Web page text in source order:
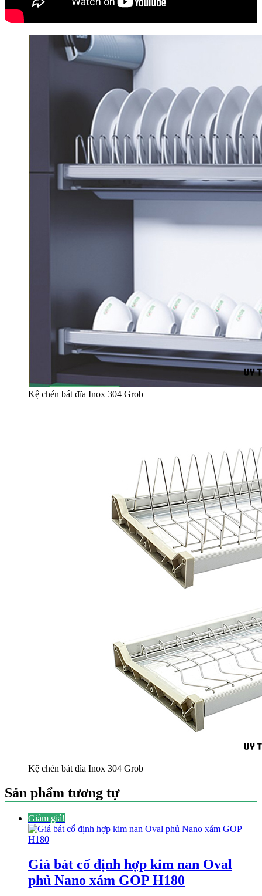
Kệ chén bát đĩa Inox 304 Grob
Kệ chén bát đĩa Inox 304 Grob
Sản phẩm tương tự
Giảm giá!
Giá bát cố định hợp kim nan Oval
phủ Nano xám GOP H180